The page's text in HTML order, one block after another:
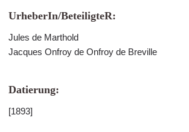
UrheberIn/BeteiligteR:
Jules de Marthold
Jacques Onfroy de Onfroy de Breville
Datierung:
[1893]